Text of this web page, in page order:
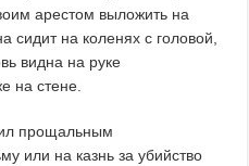
арестом выложить на
на коленях с головой,
видна на руке
на стене.
прощальным
или на казнь за убийство